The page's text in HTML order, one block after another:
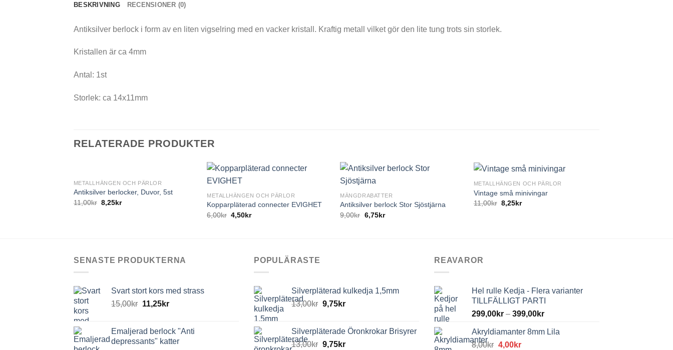
BESKRIVNING RECENSIONER (0)
Antiksilver berlock i form av en liten vigselring med en vacker kristall. Kraftig metall vilket gör den lite tung trots sin storlek.
Kristallen är ca 4mm
Antal: 1st
Storlek: ca 14x11mm
RELATERADE PRODUKTER
METALLHÄNGEN OCH PÄRLOR
Antiksilver berlocker, Duvor, 5st
11,00kr 8,25kr
+
METALLHÄNGEN OCH PÄRLOR
Kopparpläterad connecter EVIGHET
6,00kr 4,50kr
MÄNGDRABATTER
Antiksilver berlock Stor Sjöstjärna
9,00kr 6,75kr
+
METALLHÄNGEN OCH PÄRLOR
Vintage små minivingar
11,00kr 8,25kr
SENASTE PRODUKTERNA
Svart stort kors med strass
15,00kr 11,25kr
Emaljerad berlock "Anti
depressants" katter
POPULÄRASTE
Silverpläterad kulkedja 1,5mm
13,00kr 9,75kr
Silverpläterade Öronkrokar Brisyrer
13,00kr 9,75kr
REAVAROR
Hel rulle Kedja - Flera varianter
TILLFÄLLIGT PARTI
299,00kr – 399,00kr
Akryldiamanter 8mm Lila
8,00kr Det
4,00krDet